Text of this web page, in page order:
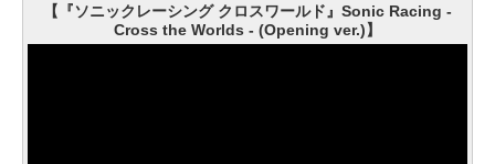
【『ソニックレーシング クロスワールド』Sonic Racing -
Cross the Worlds - (Opening ver.)】